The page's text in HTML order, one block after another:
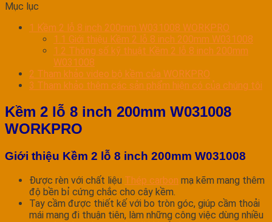
Mục lục
1 Kềm 2 lỗ 8 inch 200mm W031008 WORKPRO
1.1 Giới thiệu Kềm 2 lỗ 8 inch 200mm W031008
1.2 Thông số kỹ thuật Kềm 2 lỗ 8 inch 200mm
W031008
2 Tham khảo video bộ kềm của WORKPRO
3 Tham khảo thêm các sản phẩm hiện có của chúng tôi
Kềm 2 lỗ 8 inch 200mm W031008
WORKPRO
Giới thiệu Kềm 2 lỗ 8 inch 200mm W031008
Được rèn với chất liệu Thép carbon mạ kẽm mang thêm
độ bền bỉ cứng chắc cho cây kềm.
Tay cầm được thiết kế với bo tròn góc, giúp cầm thoải
mái mang đi thuận tiên, làm những công việc dùng nhiều